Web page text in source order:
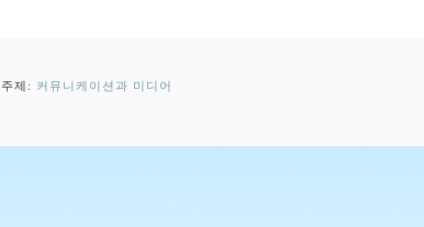
주제: 커뮤니케이션과 미디어